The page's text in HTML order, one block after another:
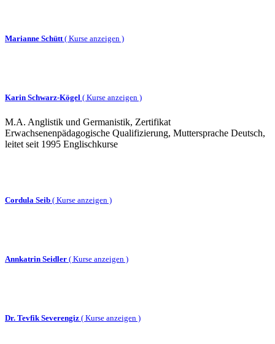
Marianne Schütt( Kurse anzeigen )
Karin Schwarz-Kögel ( Kurse anzeigen )
M.A. Anglistik und Germanistik, Zertifikat
Erwachsenenpädagogische Qualifizierung, Muttersprache Deutsch,
leitet seit 1995 Englischkurse
Cordula Seib ( Kurse anzeigen )
Annkatrin Seidler ( Kurse anzeigen )
Dr. Tevfik Severengiz ( Kurse anzeigen )